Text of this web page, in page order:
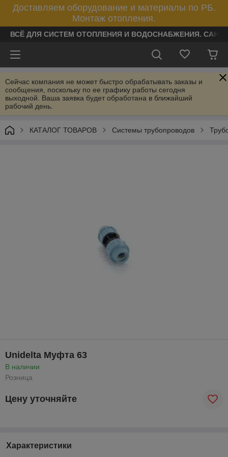
Доставляем оборудование и материалы по РБ.
Монтаж отопления.
ВСЁ ДЛЯ СИСТЕМ ОТОПЛЕНИЯ И ВОДОСНАБЖЕНИЯ.
Сейчас компания не может быстро обрабатывать заказы и
сообщения, поскольку по ее графику работы сегодня
выходной. Ваша заявка будет обработана в ближайший
рабочий день.
КАТАЛОГ ТОВАРОВ Системы трубопроводов
Unidelta Муфта 63
В наличии
Розница
Цену уточняйте
Характеристики